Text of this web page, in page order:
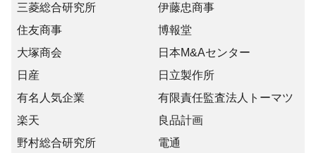
三菱総合研究所
伊藤忠商事
住友商事
博報堂
大塚商会
日本M&Aセンター
日産
日立製作所
有名人気企業
有限責任監査法人トーマツ
楽天
良品計画
野村総合研究所
電通